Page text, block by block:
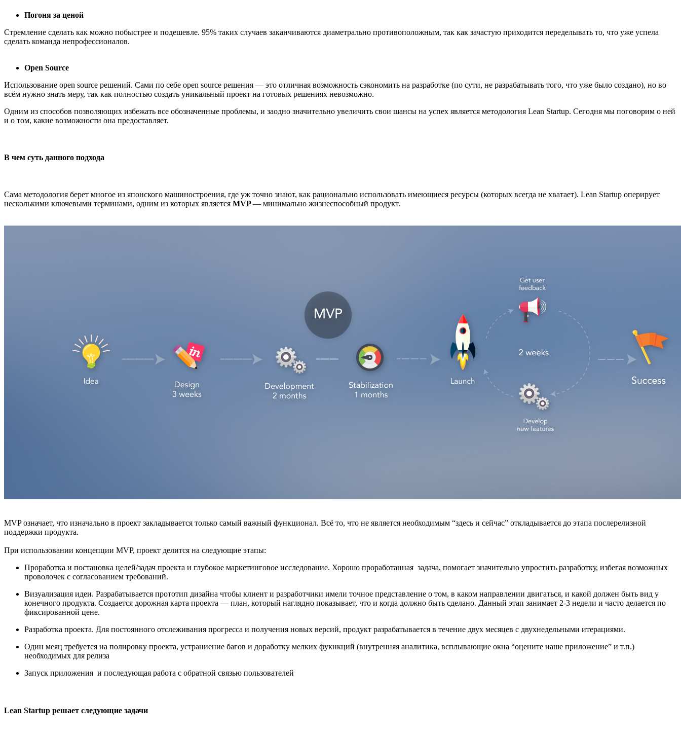
Погоня за ценой
Стремление сделать как можно побыстрее и подешевле. 95% таких случаев заканчиваются диаметрально противоположным, так как зачастую приходится переделывать то, что уже успела
сделать команда непрофессионалов.
Open Source
Использование open source решений. Сами по себе open source решения — это отличная возможность сэкономить на разработке (по сути, не разрабатывать того, что уже было создано), но во
всём нужно знать меру, так как полностью создать уникальный проект на готовых решениях невозможно.
Одним из способов позволяющих избежать все обозначенные проблемы, и заодно значительно увеличить свои шансы на успех является методология Lean Startup. Сегодня мы поговорим о ней
и о том, какие возможности она предоставляет.
В чем суть данного подхода
Сама методология берет многое из японского машиностроения, где уж точно знают, как рационально использовать имеющиеся ресурсы (которых всегда не хватает). Lean Startup оперирует
несколькими ключевыми терминами, одним из которых является MVP— минимально жизнеспособный продукт.
MVP означает, что изначально в проект закладывается только самый важный функционал. Всё то, что не является необходимым “здесь и сейчас” откладывается до этапа послерелизной
поддержки продукта.
При использовании концепции MVP, проект делится на следующие этапы:
Проработка и постановка целей/задач проекта и глубокое маркетинговое исследование. Хорошо проработанная задача, помогает значительно упростить разработку, избегая возможных
проволочек с согласованием требований.
Визуализация идеи. Разрабатывается прототип дизайна чтобы клиент и разработчики имели точное представление о том, в каком направлении двигаться, и какой должен быть вид у
конечного продукта. Создается дорожная карта проекта — план, который наглядно показывает, что и когда должно быть сделано. Данный этап занимает 2-3 недели и часто делается по
фиксированной цене.
Разработка проекта. Для постоянного отслеживания прогресса и получения новых версий, продукт разрабатывается в течение двух месяцев с двухнедельными итерациями.
Один меяц требуется на полировку проекта, устраниение багов и доработку мелких фукнкций (внутренняя аналитика, всплывающие окна “оцените наше приложение” и т.п.)
необходимых для релиза
Запуск приложения и последующая работа с обратной связью пользователей
Lean Startup решает следующие задачи